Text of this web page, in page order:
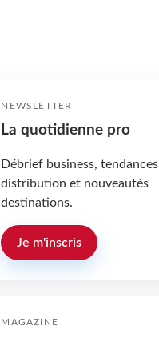
NEWSLETTER
La quotidienne pro
Débrief business, tendances
distribution et nouveautés
destinations.
Je m'inscris
MAGAZINE